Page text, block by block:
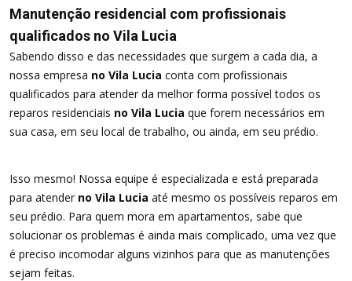
Manutenção residencial com profissionais
qualificados no Vila Lucia
Sabendo disso e das necessidades que surgem a cada dia, a
nossa empresa no Vila Lucia conta com profissionais
qualificados para atender da melhor forma possível todos os
reparos residenciais no Vila Lucia que forem necessários em
sua casa, em seu local de trabalho, ou ainda, em seu prédio.
Isso mesmo! Nossa equipe é especializada e está preparada
para atender no Vila Lucia até mesmo os possíveis reparos em
seu prédio. Para quem mora em apartamentos, sabe que
solucionar os problemas é ainda mais complicado, uma vez que
é preciso incomodar alguns vizinhos para que as manutenções
sejam feitas.